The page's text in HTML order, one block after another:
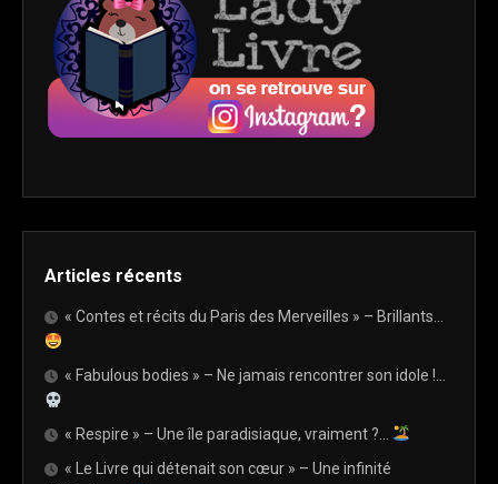
Articles récents
« Contes et récits du Paris des Merveilles » – Brillants…
« Fabulous bodies » – Ne jamais rencontrer son idole !…
« Respire » – Une île paradisiaque, vraiment ?…
« Le Livre qui détenait son cœur » – Une infinité